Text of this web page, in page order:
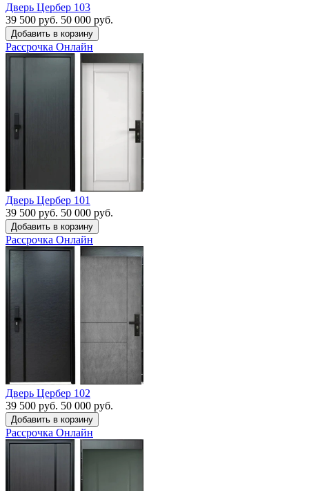
Дверь Цербер 103
39 500 руб. 50 000 руб.
Рассрочка Онлайн
Дверь Цербер 101
39 500 руб. 50 000 руб.
Рассрочка Онлайн
Дверь Цербер 102
39 500 руб. 50 000 руб.
Рассрочка Онлайн